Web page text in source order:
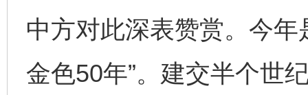
中方对此深表赞赏。今
金色50年”。建交半个世